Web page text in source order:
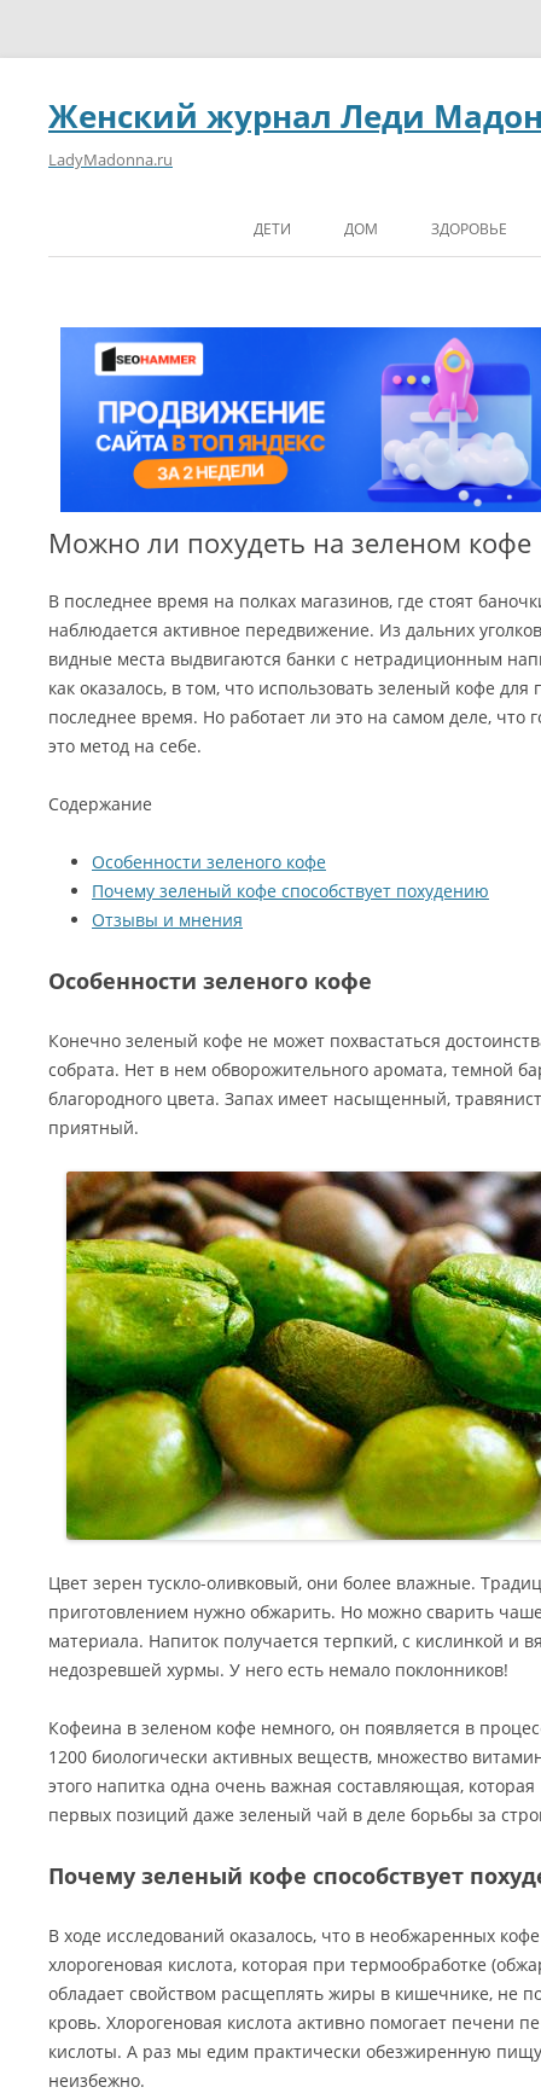
Женский журнал Леди
LadyMadonna.ru
ДЕТИ ДОМ ЗДОРОВЬЕ
Можно ли похудеть на зеленом кофе
В последнее время на полках магазинов, где стоят
наблюдается активное передвижение. Из дальних
видные места выдвигаются банки с нетрадиционным
как оказалось, в том, что использовать зеленый кофе
последнее время. Но работает ли это на самом деле, что
это метод на себе.
Содержание
Особенности зеленого кофе
Почему зеленый кофе способствует похудению
Отзывы и мнения
Особенности зеленого кофе
Конечно зеленый кофе не может похвастаться
собрата. Нет в нем обворожительного аромата, темной
благородного цвета. Запах имеет насыщенный,
приятный.
Цвет зерен тускло-оливковый, они более влажные.
приготовлением нужно обжарить. Но можно сварить
материала. Напиток получается терпкий, с кислинкой и
недозревшей хурмы. У него есть немало поклонников!
Кофеина в зеленом кофе немного, он появляется в
1200 биологически активных веществ, множество
этого напитка одна очень важная составляющая, которая
первых позиций даже зеленый чай в деле борьбы за
Почему зеленый кофе способствует
В ходе исследований оказалось, что в необжаренных
хлорогеновая кислота, которая при термообработке
обладает свойством расщеплять жиры в кишечнике, не
кровь. Хлорогеновая кислота активно помогает печени
кислоты. А раз мы едим практически обезжиренную
неизбежно.